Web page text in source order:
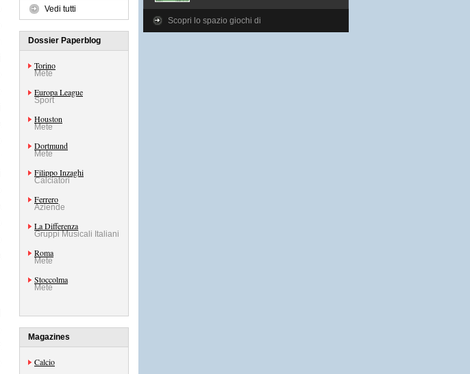
Vedi tutti
Dossier Paperblog
Torino
Mete
Europa League
Sport
Houston
Mete
Dortmund
Mete
Filippo Inzaghi
Calciatori
Ferrero
Aziende
La Differenza
Gruppi Musicali Italiani
Roma
Mete
Stoccolma
Mete
Magazines
Calcio
Scopri lo spazio giochi di